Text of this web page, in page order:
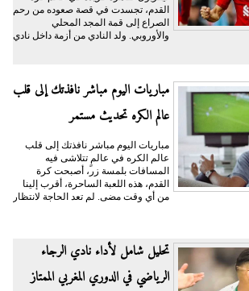
القدم، تجسدت في قصة صعوده من رحم
الصراع إلى قمة المجد المحلي
والأوروبي. ولد النادي من أزمة داخل نادي
مباريات اليوم مباشر نافذتك إلى قلب
عالم الكره تحديث مستمر
مباريات اليوم مباشر نافذتك إلى قلب
عالم الكره في عالمٍ تتلاشى فيه
المسافات بلمسة زر، أصبحت كرة
القدم، هذه اللعبة الساحرة، أقرب إلينا
من أي وقت مضى. لم تعد الحاجة لانتظار
تحليل شامل لأداء نادي الرجاء
الرياضي في الدوري المغربي الممتاز